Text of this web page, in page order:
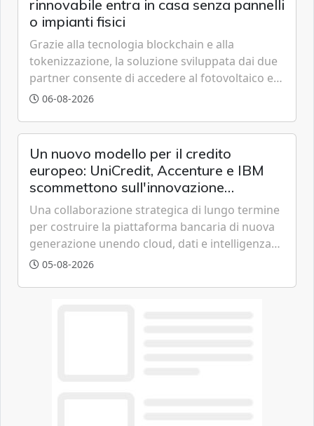
rinnovabile entra in casa senza pannelli
o impianti fisici
Grazie alla tecnologia blockchain e alla
tokenizzazione, la soluzione sviluppata dai due
partner consente di accedere al fotovoltaico e
all'eolico ottenendo risparmi diretti in bolletta,
06-08-2026
Un nuovo modello per il credito
europeo: UniCredit, Accenture e IBM
scommettono sull'innovazione
tecnologica
Una collaborazione strategica di lungo termine
per costruire la piattaforma bancaria di nuova
generazione unendo cloud, dati e intelligenza
artificiale.
05-08-2026